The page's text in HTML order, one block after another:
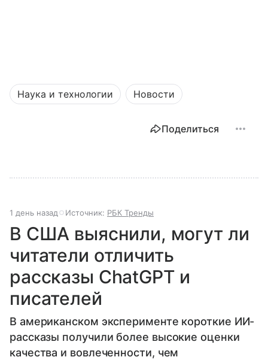
Наука и технологии Новости
Поделиться
1 день назад Источник: РБК Тренды
В США выяснили, могут ли
читатели отличить
рассказы ChatGPT и
писателей
В американском эксперименте короткие ИИ-
рассказы получили более высокие оценки
качества и вовлеченности, чем